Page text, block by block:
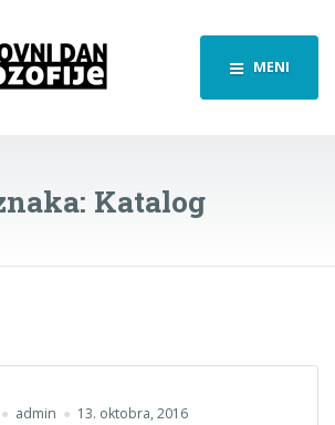
MENI
Katalog
admin 13. oktobra, 2016